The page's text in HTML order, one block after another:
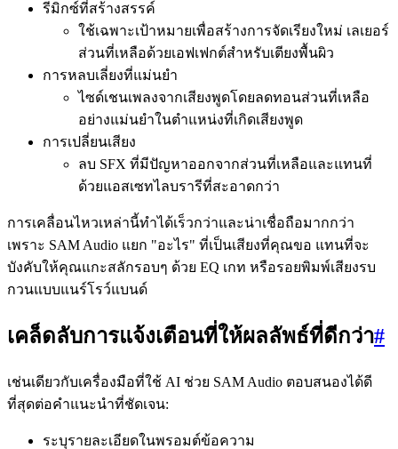
รีมิกซ์ที่สร้างสรรค์
ใช้เฉพาะเป้าหมายเพื่อสร้างการจัดเรียงใหม่ เลเยอร์
ส่วนที่เหลือด้วยเอฟเฟกต์สำหรับเตียงพื้นผิว
การหลบเลี่ยงที่แม่นยำ
ไซด์เชนเพลงจากเสียงพูดโดยลดทอนส่วนที่เหลือ
อย่างแม่นยำในตำแหน่งที่เกิดเสียงพูด
การเปลี่ยนเสียง
ลบ SFX ที่มีปัญหาออกจากส่วนที่เหลือและแทนที่
ด้วยแอสเซทไลบรารีที่สะอาดกว่า
การเคลื่อนไหวเหล่านี้ทำได้เร็วกว่าและน่าเชื่อถือมากกว่า
เพราะ SAM Audio แยก "อะไร" ที่เป็นเสียงที่คุณขอ แทนที่จะ
บังคับให้คุณแกะสลักรอบๆ ด้วย EQ เกท หรือรอยพิมพ์เสียงรบ
กวนแบบแนร์โรว์แบนด์
เคล็ดลับการแจ้งเตือนที่ให้ผลลัพธ์ที่ดีกว่า#
เช่นเดียวกับเครื่องมือที่ใช้ AI ช่วย SAM Audio ตอบสนองได้ดี
ที่สุดต่อคำแนะนำที่ชัดเจน:
ระบุรายละเอียดในพรอมต์ข้อความ